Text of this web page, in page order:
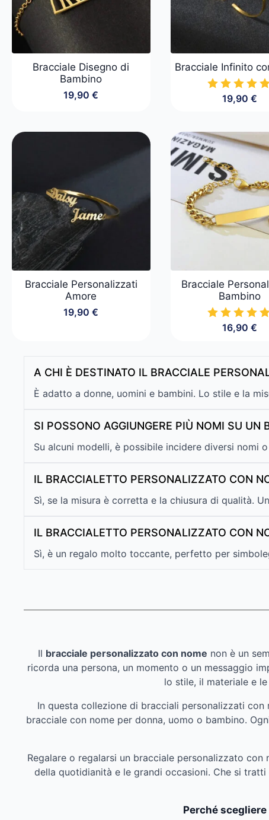
Bracciale Disegno di
Bambino
19,90€
Bracciale Infinito
19,90 €
Bracciale Personalizzati
Amore
19,90€
Bracciale
Bambino
16,90 €
A CHI È DESTINATO IL BRACCIALE
È adatto a donne, uomini e bambini. Lo stile e la
SI POSSONO AGGIUNGERE PIÙ NOMI SU
Su alcuni modelli, è possibile incidere diversi nomi
IL BRACCIALETTO PERSONALIZZATO CON
Sì, se la misura è corretta e la chiusura di qualità.
IL BRACCIALETTO PERSONALIZZATO CON
Sì, è un regalo molto toccante, perfetto per
Il bracciale personalizzato con nome non è un
ricorda una persona, un momento o un messaggio
lo stile, il materiale e
In questa collezione di bracciali personalizzati
bracciale con nome per donna, uomo o bambino.
Regalare o regalarsi un bracciale personalizzato
della quotidianità e le grandi occasioni. Che si tratti
Perché